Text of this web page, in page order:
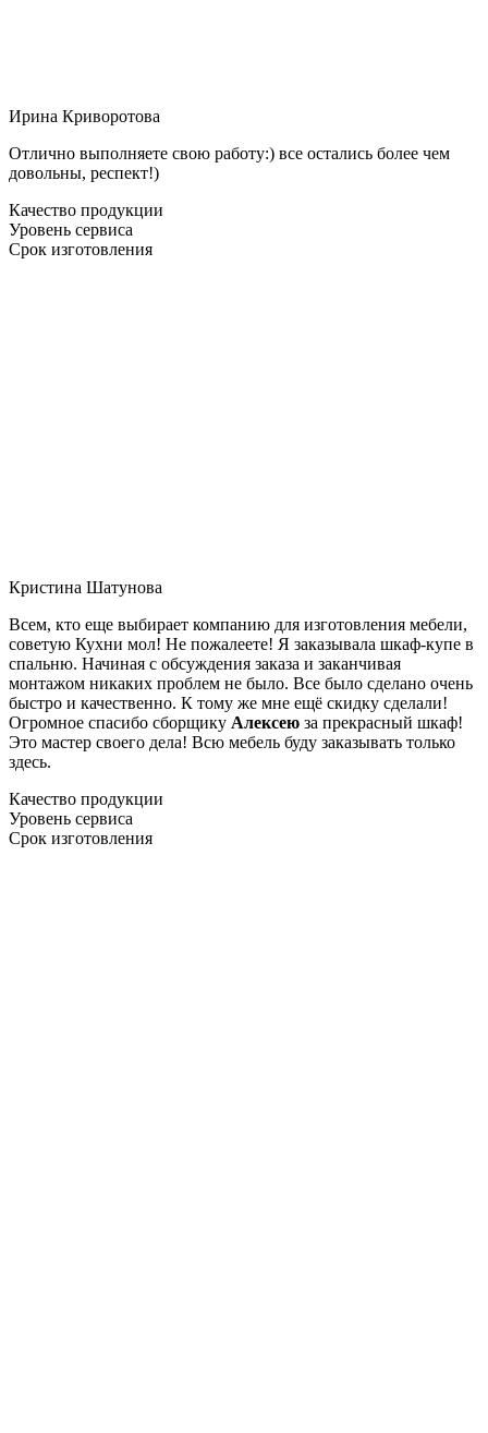
Ирина Криворотова
Отлично выполняете свою работу:) все остались более чем
довольны, респект!)
Качество продукции
Уровень сервиса
Срок изготовления
Кристина Шатунова
Всем, кто еще выбирает компанию для изготовления мебели,
советую Кухни мол! Не пожалеете! Я заказывала шкаф-купе в
спальню. Начиная с обсуждения заказа и заканчивая
монтажом никаких проблем не было. Все было сделано очень
быстро и качественно. К тому же мне ещё скидку сделали!
Огромное спасибо сборщику Алексею за прекрасный шкаф!
Это мастер своего дела! Всю мебель буду заказывать только
здесь.
Качество продукции
Уровень сервиса
Срок изготовления